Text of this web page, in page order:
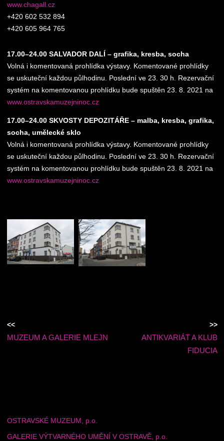
www.chagall.cz
+420 602 532 894
+420 605 964 765
17.00–24.00 SALVADOR DALÍ – grafika, kresba, socha
Volná i komentovaná prohlídka výstavy. Komentované prohlídky
se uskuteční každou půlhodinu. Poslední ve 23. 30 h. Rezervační
systém na komentovanou prohlídku bude spuštěn 23. 8. 2021 na
www.ostravskamuzejninoc.cz
17.00–24.00 SKVOSTY DEPOZITÁŘE – malba, kresba, grafika,
socha, umělecké sklo
Volná i komentovaná prohlídka výstavy. Komentované prohlídky
se uskuteční každou půlhodinu. Poslední ve 23. 30 h. Rezervační
systém na komentovanou prohlídku bude spuštěn 23. 8. 2021 na
www.ostravskamuzejninoc.cz
<<
MUZEUM A GALERIE MLEJN
>>
ANTIKVARIÁT A KLUB
FIDUCIA
OSTRAVSKÉ MUZEUM, p.o.
GALERIE VÝTVARNÉHO UMĚNÍ V OSTRAVĚ, p.o.